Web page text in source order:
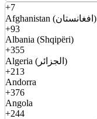
+7
Afghanistan (افغانستان)
+93
Albania (Shqipëri)
+355
Algeria (الجزائر)
+213
Andorra
+376
Angola
+244